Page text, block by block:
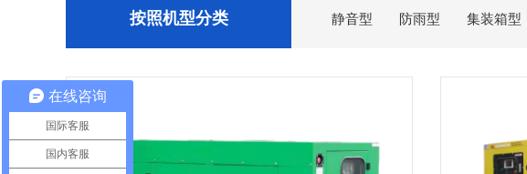
按照机型分类 静音型 防雨型 集装箱型
在线咨询
国际客服
国内客服